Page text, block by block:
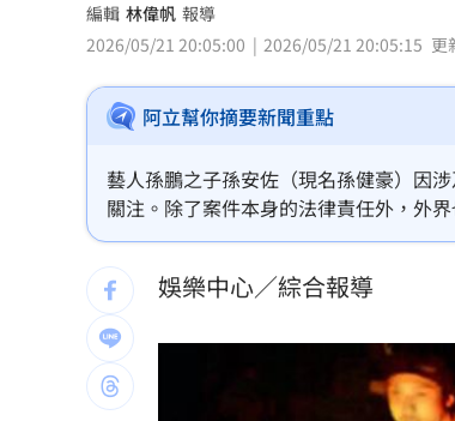
他見搶案挺身相救遭圍毆亡！嫌
扣款人數狂增4成 國泰小龍基
車是我的、油也是我的 睡車
24歲存款破百萬！她公開致富
這大廠產能利用率衝90% 目標
桃園聯隊奪世界青棒亞軍 張善
編輯 林偉帆 報導
2026/05/21 20:05:00
2026/05/21 20:05:15 更
阿立幫你摘要新聞重點
藝人孫鵬之子孫安佐（現名孫健豪）因
關注。除了案件本身的法律責任外，外
並卸下經紀人職務的「重讀」（陳男）
劃。
娛樂中心／綜合報導